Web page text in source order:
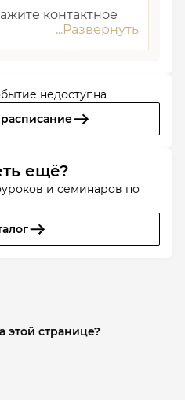
контактное
недоступна
ещё?
и семинаров по
этой странице?